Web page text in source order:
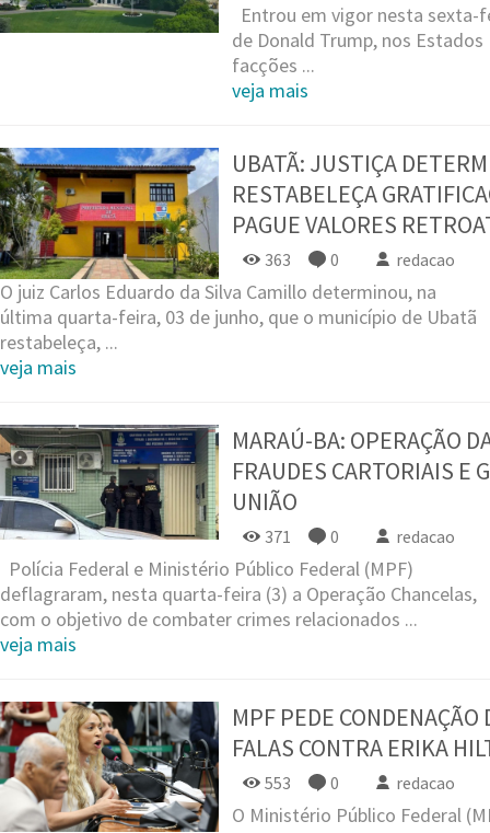
Entrou em vigor nesta sexta-
de Donald Trump, nos
facções ...
veja mais
UBATÃ: JUSTIÇA
RESTABELEÇA
PAGUE VALORES
363 0 redacao
O juiz Carlos Eduardo da Silva Camillo determinou, na
última quarta-feira, 03 de junho, que o município de Ubatã
restabeleça, ...
veja mais
MARAÚ-BA: OPERAÇÃO
FRAUDES CARTORIAIS E
UNIÃO
371 0 redacao
Polícia Federal e Ministério Público Federal (MPF)
deflagraram, nesta quarta-feira (3) a Operação Chancelas,
com o objetivo de combater crimes relacionados ...
veja mais
MPF PEDE
FALAS CONTRA ERIKA
553 0 redacao
O Ministério Público Federal